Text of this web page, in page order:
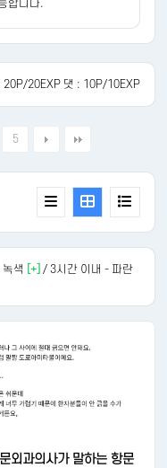
합니다.
20P/20EXP 댓 : 10P/10EXP
5
색 [+] / 3시간 이내 - 파란
외과의사가 말하는 항문